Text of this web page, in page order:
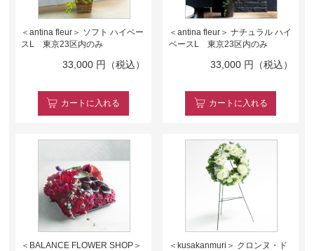
＜antina fleur＞ ソフト ハイベー
スL 東京23区内のみ
33,000 円（税込）
カート に入れる
＜antina fleur＞ ナチュラル ハイ
ベースL 東京23区内のみ
33,000 円（税込）
カート に入れる
＜BALANCE FLOWER SHOP＞
＜kusakanmuri＞ クロンヌ・ド